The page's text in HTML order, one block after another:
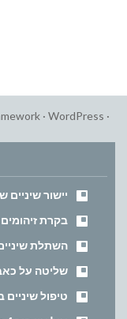
· WordPress ·
יישור
בקרת זיהומים
השתלת
שליטה על
טיפול